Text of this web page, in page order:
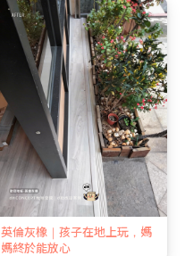
英倫灰橡｜孩子在地上玩，媽
媽終於能放心